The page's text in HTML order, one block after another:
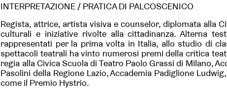
INTERPRETAZIONE / PRATICA DI PALCOSCENICO
Regista, attrice, artista visiva e counselor, diplomata alla
culturali e iniziative rivolte alla cittadinanza. Alterna
rappresentati per la prima volta in Italia, allo studio di
spettacoli teatrali ha vinto numerosi premi della critica
regia alla Civica Scuola di Teatro Paolo Grassi di Milano,
Pasolini della Regione Lazio, Accademia Padiglione
come il Premio Hystrio.